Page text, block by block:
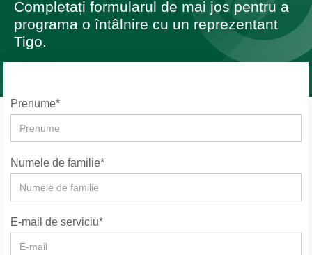
Completați formularul de mai jos pentru a
programa o întâlnire cu un reprezentant
Tigo.
Prenume*
Numele de familie*
E-mail de serviciu*